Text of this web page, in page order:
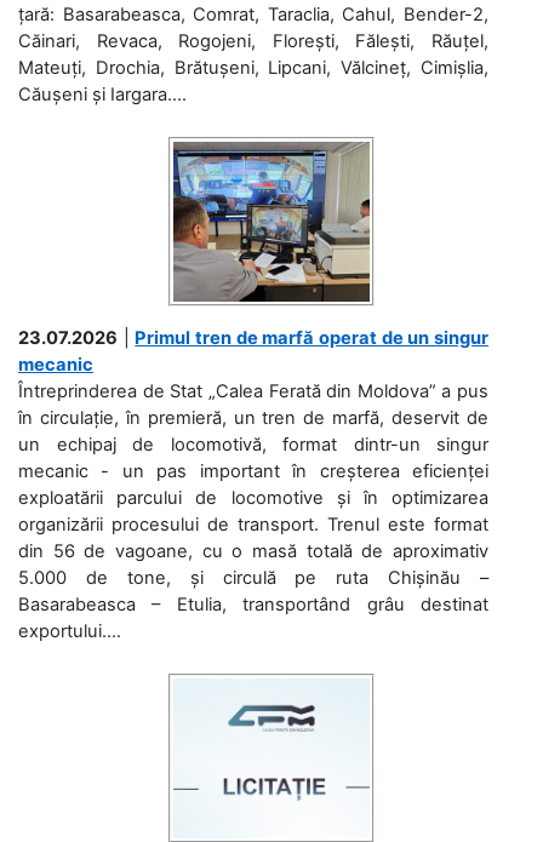
țară: Basarabeasca, Comrat, Taraclia, Cahul, Bender-2,
Căinari, Revaca, Rogojeni, Florești, Fălești, Răuțel,
Mateuți, Drochia, Brătușeni, Lipcani, Vălcineț, Cimișlia,
Căușeni și Iargara....
23.07.2026
Primul tren de marfă operat de un singur
mecanic
Întreprinderea de Stat „Calea Ferată din Moldova” a pus
în circulație, în premieră, un tren de marfă, deservit de
un echipaj de locomotivă, format dintr-un singur
mecanic - un pas important în creșterea eficienței
exploatării parcului de locomotive și în optimizarea
organizării procesului de transport. Trenul este format
din 56 de vagoane, cu o masă totală de aproximativ
5.000 de tone, și circulă pe ruta Chișinău –
Basarabeasca – Etulia, transportând grâu destinat
exportului....